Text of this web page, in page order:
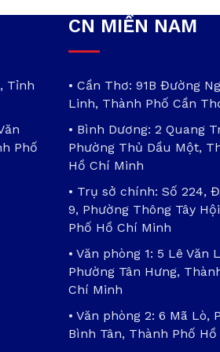
Tỉnh
Phố
CN MIỀN NAM
• Cần Thơ: 91B Đường
Linh, Thành Phố Cần
• Bình Dương: 2 Quang
Phường Thủ Dầu Một,
Hồ Chí Minh
• Trụ sở chính: Số 224,
9, Phường Thông Tây
Phố Hồ Chí Minh
• Văn phòng 1: 5 Lê Văn
Phường Tân Hưng,
Chí Minh
• Văn phòng 2: 6 Mã Lò,
Bình Tân, Thành Phố